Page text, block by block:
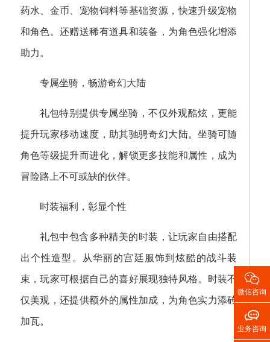
药水、金币、宠物饲料等基础资源，快速升级宠物
和角色。还赠送稀有道具和装备，为角色强化增添
助力。
专属坐骑，畅游奇幻大陆
礼包特别提供专属坐骑，不仅外观酷炫，更能
提升玩家移动速度，助其驰骋奇幻大陆。坐骑可随
角色等级提升而进化，解锁更多技能和属性，成为
冒险路上不可或缺的伙伴。
时装福利，彰显个性
礼包中包含多种精美的时装，让玩家自由搭配
出个性造型。从华丽的宫廷服饰到炫酷的战斗装
束，玩家可根据自己的喜好展现独特风格。时装不
仅美观，还提供额外的属性加成，为角色实力添砖
加瓦。

微信咨询

业务咨询